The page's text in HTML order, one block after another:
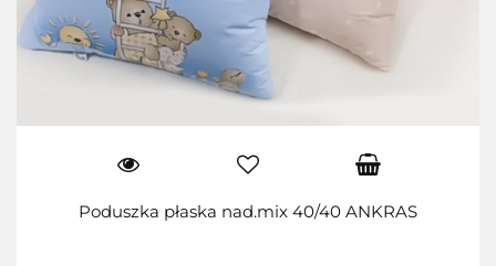
Poduszka płaska nad.mix 40/40 ANKRAS